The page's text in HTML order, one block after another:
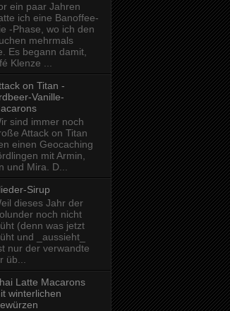
ein paar Jahren
ich eine Banoffee-
-Phase, wo ich den
mehrmals
Es begann damit,
Klenze ...
on Titan -
Vanille-
sind immer noch
Attack on Titan
einen Geocaching
mit Armin,
und Mira. D...
Sirup
dieses Jahr der
noch nicht
(denn was jetzt
und _aussieht_
nur der verwandte
üb...
Latte Macarons
winterlichen